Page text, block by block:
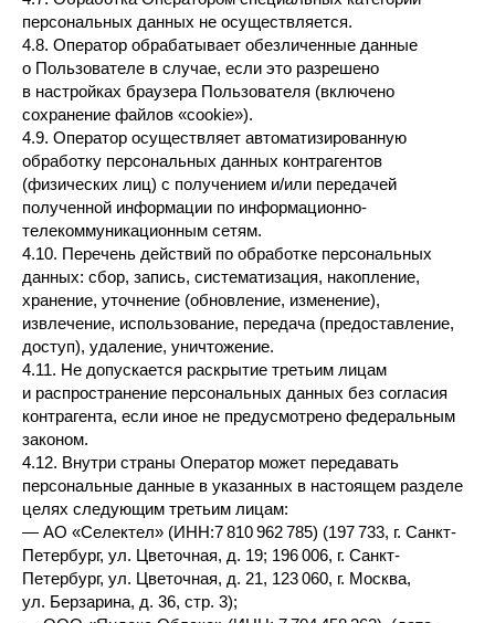
персональных данных не осуществляется.
4.8. Оператор обрабатывает обезличенные данные
о Пользователе в случае, если это разрешено
в настройках браузера Пользователя (включено
сохранение файлов «cookie»).
4.9. Оператор осуществляет автоматизированную
обработку персональных данных контрагентов
(физических лиц) с получением и/или передачей
полученной информации по информационно-
телекоммуникационным сетям.
4.10. Перечень действий по обработке персональных
данных: сбор, запись, систематизация, накопление,
хранение, уточнение (обновление, изменение),
извлечение, использование, передача (предоставление,
доступ), удаление, уничтожение.
4.11. Не допускается раскрытие третьим лицам
и распространение персональных данных без согласия
контрагента, если иное не предусмотрено федеральным
законом.
4.12. Внутри страны Оператор может передавать
персональные данные в указанных в настоящем разделе
целях следующим третьим лицам:
— АО «Селектел» (ИНН:7 810 962 785) (197 733, г. Санкт-
Петербург, ул. Цветочная, д. 19; 196 006, г. Санкт-
Петербург, ул. Цветочная, д. 21, 123 060, г. Москва,
ул. Берзарина, д. 36, стр. 3);